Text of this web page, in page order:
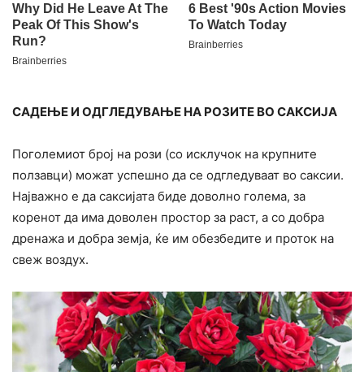
САДЕЊЕ И ОДГЛЕДУВАЊЕ НА РОЗИТЕ ВО САКСИЈА
Поголемиот број на рози (со исклучок на крупните
ползавци) можат успешно да се одгледуваат во саксии.
Најважно е да саксијата биде доволно голема, за
коренот да има доволен простор за раст, а со добра
дренажа и добра земја, ќе им обезбедите и проток на
свеж воздух.